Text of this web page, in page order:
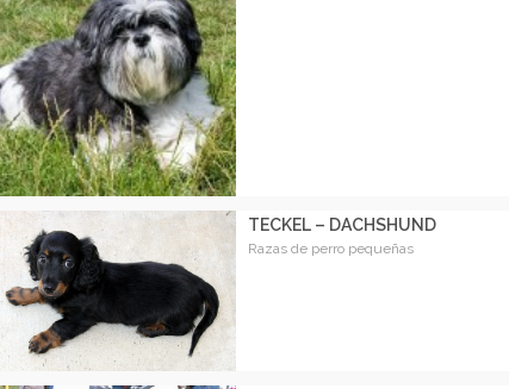
TECKEL – DACHSHUND
Razas de perro pequeñas